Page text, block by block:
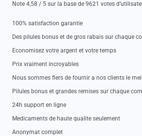
Note 4,58 / 5 sur la base de 9621 votes
100% satisfaction garantie
Des pilules bonus et de gros rabais sur chaque
Economisez votre argent et votre temps
Prix vraiment incroyables
Nous sommes fiers de fournir a nos clients le
Pilules bonus et grandes remises sur chaque
24h support en ligne
Medicaments de haute qualite seulement
Anonymat complet